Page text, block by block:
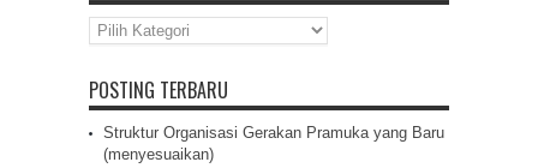
Daftar
Isi
POSTING TERBARU
Struktur Organisasi Gerakan Pramuka yang Baru
(menyesuaikan)